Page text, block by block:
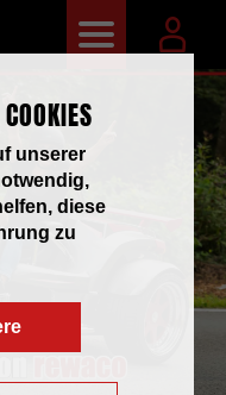
unserer
diese
zu